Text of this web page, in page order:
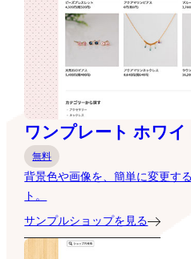
ワンプレート ホワイ
無料
背景色や画像を、簡単に変更す
ト。
サンプルショップを見る